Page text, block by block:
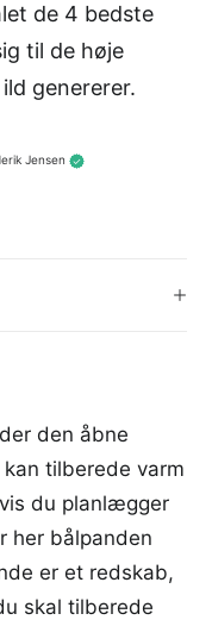
de 4 bedste
til de høje
genererer.
Jensen
den åbne
tilberede varm
du planlægger
her bålpanden
er et redskab,
skal tilberede